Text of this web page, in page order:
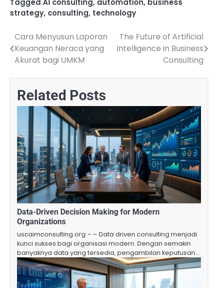
Tagged AI consulting, automation, business
strategy, consulting, technology
Navigasi
pos
Cara Menyusun Laporan
Keuangan Neraca yang
Akurat bagi UMKM
The Future of Artificial
Intelligence in Business
Consulting
Related Posts
Data-Driven Decision Making for Modern
Organizations
uscaimconsulting.org – – Data driven consulting menjadi
kunci sukses bagi organisasi modern. Dengan semakin
banyaknya data yang tersedia, pengambilan keputusan…